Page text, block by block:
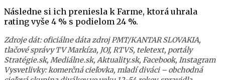
Následne si ich preniesla k Farme, ktorá uhrala
rating vyše 4 % s podielom 24 %.
Zdroje dát: oficiálne dáta zdroj PMT/KANTAR SLOVAKIA,
tlačové správy TV Markíza, JOJ, RTVS, teletext, portály
Stratégie.sk, Mediálne.sk, Aktuality.sk, Facebook, Instagram
Vysvetlivky: komerčná cieľovka, mladí diváci – obchodná